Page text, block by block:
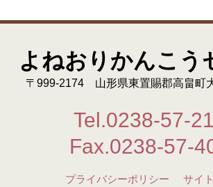
よねおりかんこう
〒999-2174 山形県東置賜郡高畠町
Tel.0238-57-
Fax.0238-57-
プライバシーポリシー サイ